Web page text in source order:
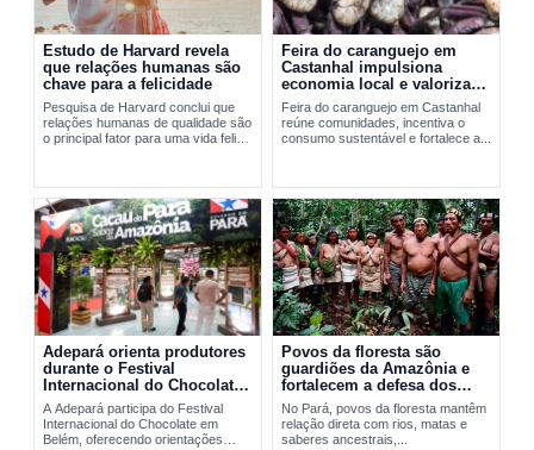
Estudo de Harvard revela
que relações humanas são
chave para a felicidade
Pesquisa de Harvard conclui que
relações humanas de qualidade são
o principal fator para uma vida feliz
Feira do caranguejo em
Castanhal impulsiona
economia local e valoriza
manejo sustentável
Feira do caranguejo em Castanhal
reúne comunidades, incentiva o
consumo sustentável e fortalece a...
Adepará orienta produtores
durante o Festival
Internacional do Chocolate
em Belém
A Adepará participa do Festival
Internacional do Chocolate em
Belém, oferecendo orientações
Povos da floresta são
guardiões da Amazônia e
fortalecem a defesa dos
territórios no Pará
No Pará, povos da floresta mantêm
relação direta com rios, matas e
saberes ancestrais,...